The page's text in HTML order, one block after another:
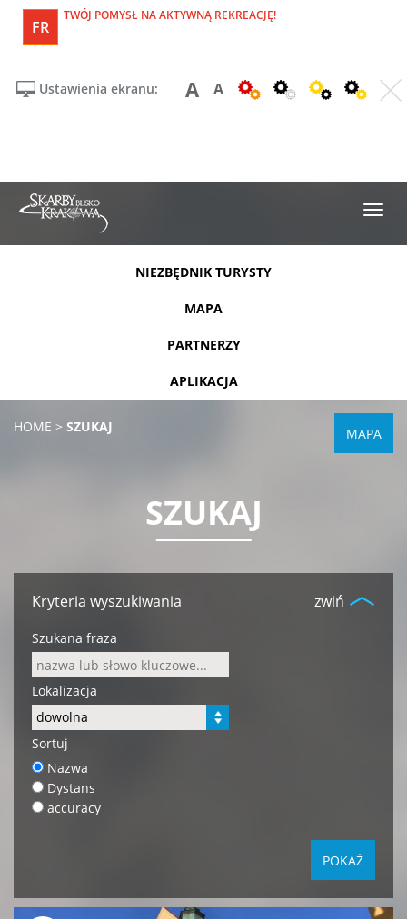
FR
TWÓJ POMYSŁ NA AKTYWNĄ REKREACJĘ!
Ustawienia ekranu: A A
NIEZBĘDNIK TURYSTY
MAPA
PARTNERZY
APLIKACJA
HOME > SZUKAJ MAPA
SZUKAJ
zwiń
Kryteria wyszukiwania
Szukana fraza
Lokalizacja
Sortuj
Nazwa
Dystans
accuracy